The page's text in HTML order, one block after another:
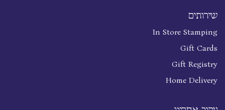
שירותים
In Store Stamping
Gift Cards
Gift Registry
Home Delivery